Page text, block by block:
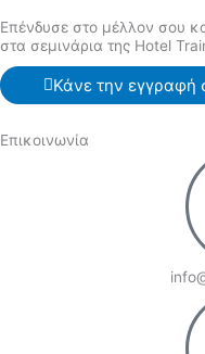
Επένδυσε στο μέλλον σου
στα σεμινάρια της Hotel
Κάνε την εγγραφή
Επικοινωνία